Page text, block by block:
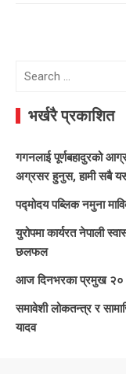
Search
भर्खरै प्रकाशित
गगनलाई पूर्णबहादुरको
अग्रसर हुनुस, हामी सबै
पद्मोदय पब्लिक नमुना
युरोपमा कार्यरत नेपाली
छलफल
आज दिनभरका प्रमुख २०
समावेशी लोकतन्त्र र
यादव